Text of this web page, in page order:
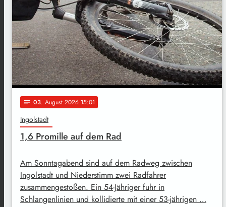
notes 03. August 2026 15:01
Ingolstadt
1,6 Promille auf dem Rad
Am Sonntagabend sind auf dem Radweg zwischen
Ingolstadt und Niederstimm zwei Radfahrer
zusammengestoßen. Ein 54-Jähriger fuhr in
Schlangenlinien und kollidierte mit einer 53-jährigen …